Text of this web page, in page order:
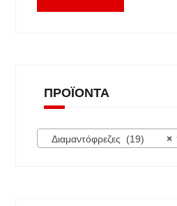
ΠΡΟΪΌΝΤΑ
×
Διαμαντόφρεζες (19)